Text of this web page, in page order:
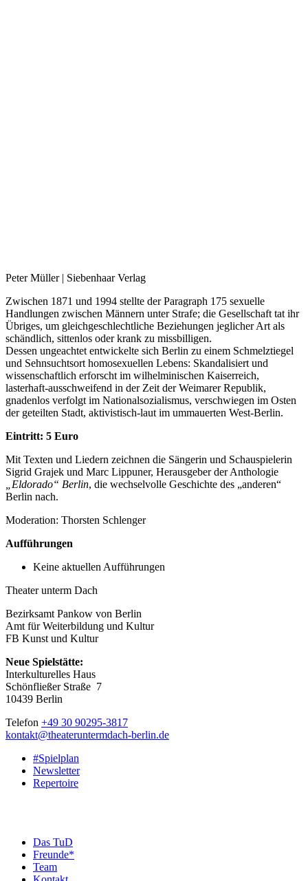
Peter Müller | Siebenhaar Verlag
Zwischen 1871 und 1994 stellte der Paragraph 175 sexuelle
Handlungen zwischen Männern unter Strafe; die Gesellschaft tat ihr
Übriges, um gleichgeschlechtliche Beziehungen jeglicher Art als
schändlich, sittenlos oder krank zu missbilligen.
Dessen ungeachtet entwickelte sich Berlin zu einem Schmelztiegel
und Sehnsuchtsort homosexuellen Lebens: Skandalisiert und
wissenschaftlich erforscht im wilhelminischen Kaiserreich,
lasterhaft-ausschweifend in der Zeit der Weimarer Republik,
gnadenlos verfolgt im Nationalsozialismus, verschwiegen im Osten
der geteilten Stadt, aktivistisch-laut im ummauerten West-Berlin.
Eintritt: 5 Euro
Mit Texten und Liedern zeichnen die Sängerin und Schauspielerin
Sigrid Grajek und Marc Lippuner, Herausgeber der Anthologie
„Eldorado“ Berlin, die wechselvolle Geschichte des „anderen“
Berlin nach.
Moderation: Thorsten Schlenger
Aufführungen
Keine aktuellen Aufführungen
Theater unterm Dach
Bezirksamt Pankow von Berlin
Amt für Weiterbildung und Kultur
FB Kunst und Kultur
Neue Spielstätte:
Interkulturelles Haus
Schönfließer Straße 7
10439 Berlin
Telefon +49 30 90295-3817
kontakt@theateruntermdach-berlin.de
#Spielplan
Newsletter
Repertoire
Das TuD
Freunde*
Team